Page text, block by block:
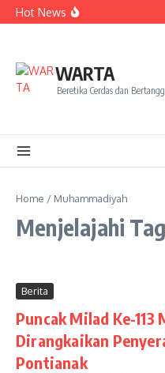
Lewati ke konten
Hot News
ke NCC 4 Bali
Sukseskan Kerja
WARTA
Beretika Cerdas dan
Home / Muhammadiyah
Menjelajahi
Berita
Puncak Milad Ke-
Dirangkaikan
Pontianak